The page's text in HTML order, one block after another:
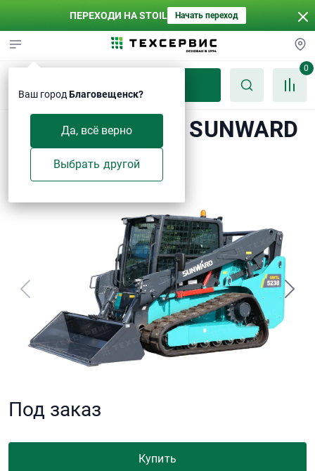
ПЕРЕХОДИ НА STOIL Начать переход
Ваш город Благовещенск?
Да, всё верно
Выбрать другой
0
Мини-погрузчик SUNWARD
SWTL5238
Под заказ
Купить